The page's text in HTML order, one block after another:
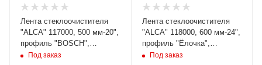
Лента стеклоочистителя
"ALCA" 117000, 500 мм-20",
профиль "BOSCH",
силикон, 2 шт. /100
Под заказ
Лента стеклоочистителя
"ALCA" 118000, 600 мм-24",
профиль "Ёлочка",
силикон, 2 шт. /100
Под заказ